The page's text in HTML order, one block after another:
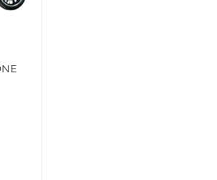
необходимых для
на
технику подробно
по